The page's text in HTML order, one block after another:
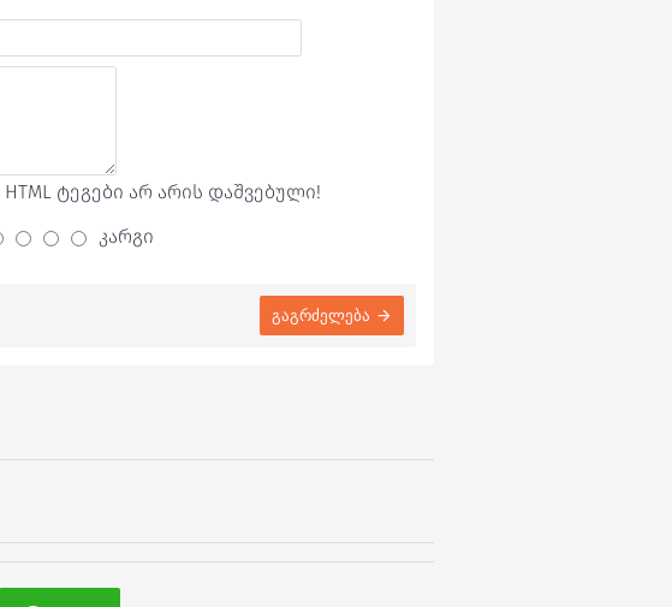
HTML ტეგები არ არის დაშვებული!
კარგი
გაგრძელება